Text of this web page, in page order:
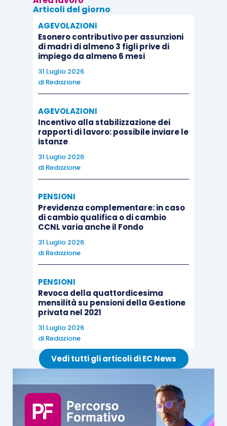
Articoli del giorno
AGEVOLAZIONI
Esonero contributivo per assunzioni
di madri di almeno 3 figli prive di
impiego da almeno 6 mesi
31 Luglio 2026
di Redazione
AGEVOLAZIONI
Incentivo alla stabilizzazione dei
rapporti di lavoro: possibile inviare le
istanze
31 Luglio 2026
di Redazione
PENSIONI
Previdenza complementare: in caso
di cambio qualifica o di cambio
CCNL varia anche il Fondo
31 Luglio 2026
di Redazione
PENSIONI
Revoca della quattordicesima
mensilità su pensioni della Gestione
privata nel 2021
31 Luglio 2026
di Redazione
Vedi tutti gli articoli di EC News